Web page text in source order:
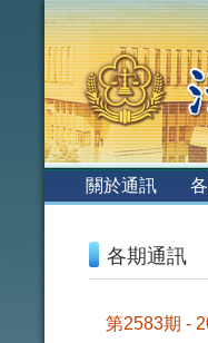
關於通訊
各期通訊
第2583期 -